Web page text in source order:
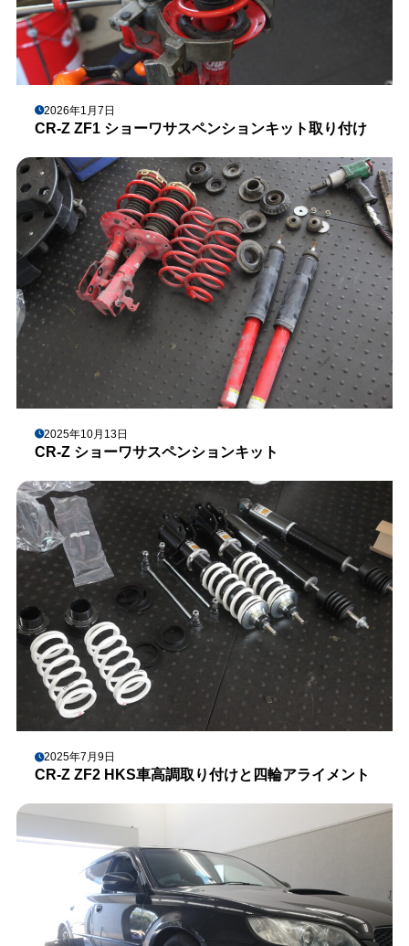
2026年1月7日
CR-Z ZF1 ショーワサスペンションキット取り付け
2025年10月13日
CR-Z ショーワサスペンションキット
2025年7月9日
CR-Z ZF2 HKS車高調取り付けと四輪アライメント